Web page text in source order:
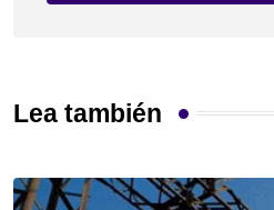
Lea también